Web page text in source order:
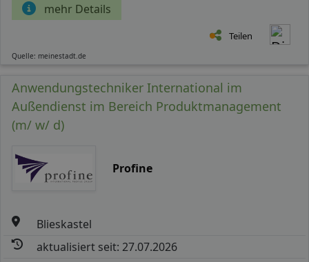
mehr Details
Teilen
Quelle: meinestadt.de
Anwendungstechniker International im
Außendienst im Bereich Produktmanagement
(m/ w/ d)
Profine
Blieskastel
aktualisiert seit: 27.07.2026